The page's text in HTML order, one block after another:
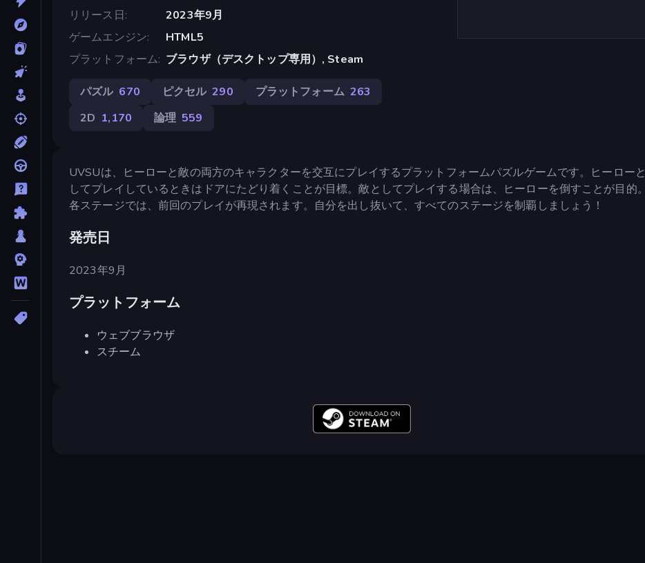
リリース日
2023年9月
ゲームエンジン
HTML5
プラットフォーム ブラウザ（デスクトップ専用）, Steam
パズル 670 ピクセル 290 プラットフォーム 263
2D 1,170 論理 559
UVSUは、ヒーローと敵の両方のキャラクターを交互にプレイするプラットフォームパズルゲームです。ヒーローと
してプレイしているときはドアにたどり着くことが目標。敵としてプレイする場合は、ヒーローを倒すことが目的。
各ステージでは、前回のプレイが再現されます。自分を出し抜いて、すべてのステージを制覇しましょう！
発売日
2023年9月
プラットフォーム
ウェブブラウザ
スチーム